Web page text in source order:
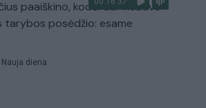
paaiškino, kodėl dar nebuvo
tarybos posėdžio: esame
Nauja diena